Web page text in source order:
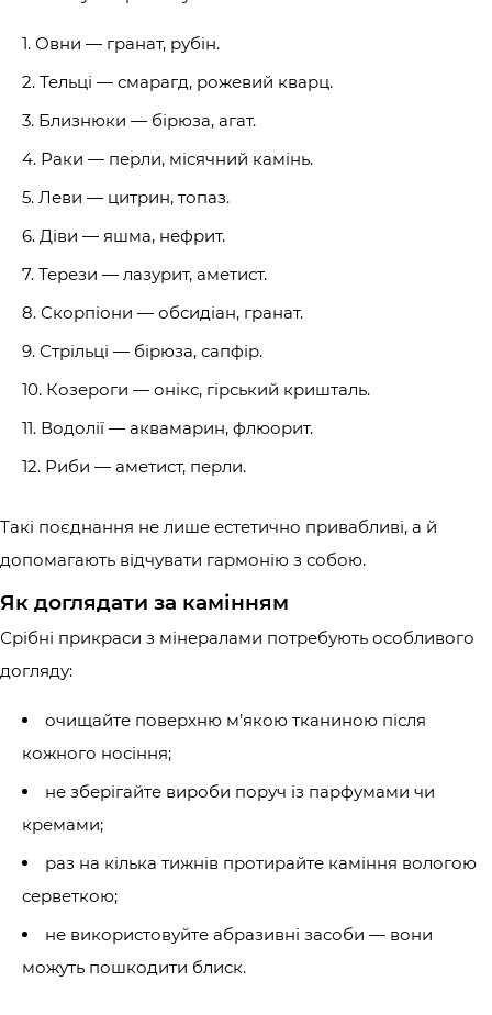
Овни — гранат, рубін.
Тельці — смарагд, рожевий кварц.
Близнюки — бірюза, агат.
Раки — перли, місячний камінь.
Леви — цитрин, топаз.
Діви — яшма, нефрит.
Терези — лазурит, аметист.
Скорпіони — обсидіан, гранат.
Стрільці — бірюза, сапфір.
Козероги — онікс, гірський кришталь.
Водолії — аквамарин, флюорит.
Риби — аметист, перли.
Такі поєднання не лише естетично привабливі, а й
допомагають відчувати гармонію з собою.
Як доглядати за камінням
Срібні прикраси з мінералами потребують особливого
догляду:
очищайте поверхню м’якою тканиною після
кожного носіння;
не зберігайте вироби поруч із парфумами чи
кремами;
раз на кілька тижнів протирайте каміння вологою
серветкою;
не використовуйте абразивні засоби — вони
можуть пошкодити блиск.